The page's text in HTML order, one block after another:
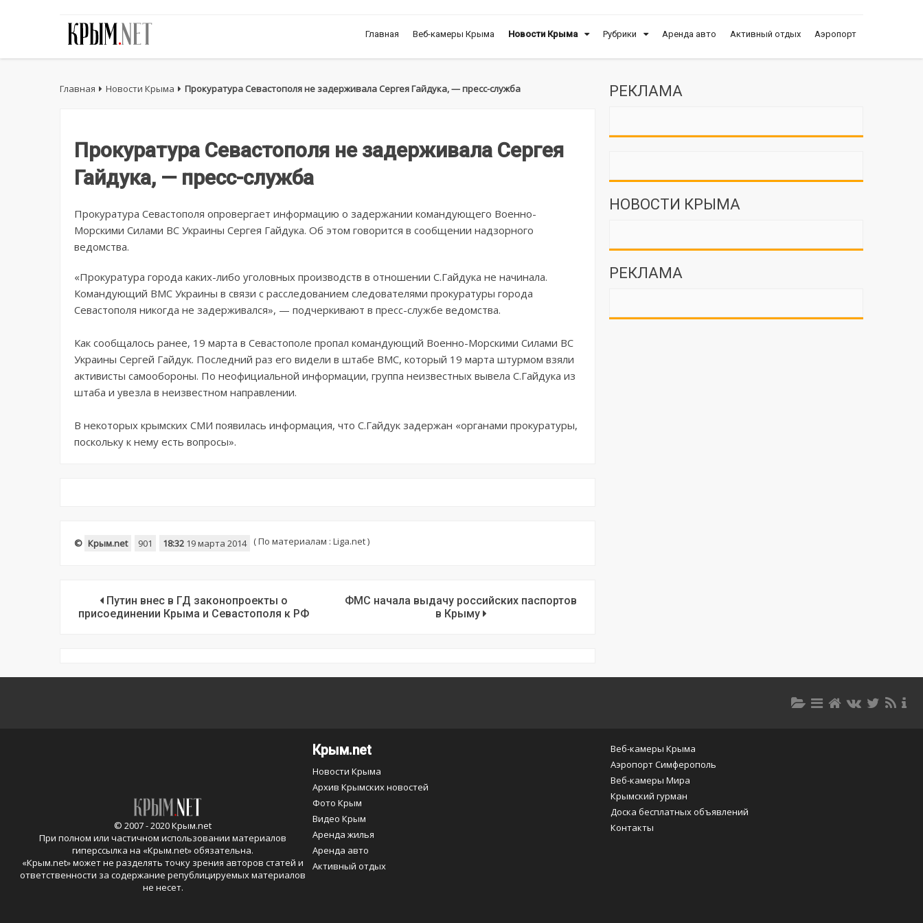
Главная Веб-камеры Крыма Новости Крыма Рубрики Аренда авто Активный отдых Аэропорт
Главная Новости Крыма Прокуратура Севастополя не задерживала Сергея Гайдука, — пресс-служба
Прокуратура Севастополя не задерживала Сергея
Гайдука, — пресс-служба
Прокуратура Севастополя опровергает информацию о задержании командующего Военно-
Морскими Силами ВС Украины Сергея Гайдука. Об этом говорится в сообщении надзорного
ведомства.
«Прокуратура города каких-либо уголовных производств в отношении С.Гайдука не начинала.
Командующий ВМС Украины в связи с расследованием следователями прокуратуры города
Севастополя никогда не задерживался», — подчеркивают в пресс-службе ведомства.
Как сообщалось ранее, 19 марта в Севастополе пропал командующий Военно-Морскими Силами ВС
Украины Сергей Гайдук. Последний раз его видели в штабе ВМС, который 19 марта штурмом взяли
активисты самообороны. По неофициальной информации, группа неизвестных вывела С.Гайдука из
штаба и увезла в неизвестном направлении.
В некоторых крымских СМИ появилась информация, что С.Гайдук задержан «органами прокуратуры,
поскольку к нему есть вопросы».
© Крым.net 901 18:32 19 марта 2014 (По материалам : Liga.net )
Путин внес в ГД законопроекты о
присоединении Крыма и Севастополя к РФ
ФМС начала выдачу российских паспортов
в Крыму
РЕКЛАМА
НОВОСТИ КРЫМА
РЕКЛАМА
© 2007 - 2020 Крым.net
При полном или частичном использовании материалов
гиперссылка на «Крым.net» обязательна.
«Крым.net» может не разделять точку зрения авторов статей и
ответственности за содержание републицируемых материалов
не несет.
Крым.net
Новости Крыма
Архив Крымских новостей
Фото Крым
Видео Крым
Аренда жилья
Аренда авто
Активный отдых
Веб-камеры Крыма
Аэропорт Симферополь
Веб-камеры Мира
Крымский гурман
Доска бесплатных объявлений
Контакты